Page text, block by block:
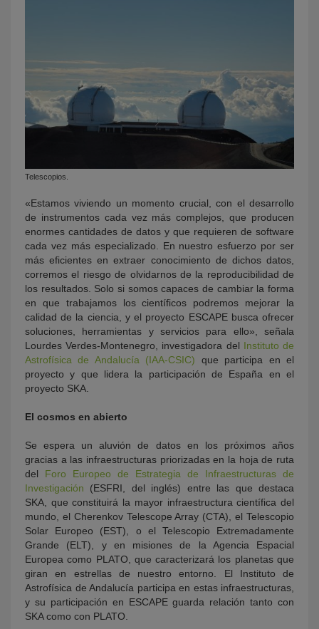
Telescopios.
«Estamos viviendo un momento crucial, con el desarrollo
de instrumentos cada vez más complejos, que producen
enormes cantidades de datos y que requieren de software
cada vez más especializado. En nuestro esfuerzo por ser
más eficientes en extraer conocimiento de dichos datos,
corremos el riesgo de olvidarnos de la reproducibilidad de
los resultados. Solo si somos capaces de cambiar la forma
en que trabajamos los científicos podremos mejorar la
calidad de la ciencia, y el proyecto ESCAPE busca ofrecer
soluciones, herramientas y servicios para ello», señala
Lourdes Verdes-Montenegro, investigadora del Instituto de
Astrofísica de Andalucía (IAA-CSIC) que participa en el
proyecto y que lidera la participación de España en el
proyecto SKA.
El cosmos en abierto
Se espera un aluvión de datos en los próximos años
gracias a las infraestructuras priorizadas en la hoja de ruta
del Foro Europeo de Estrategia de Infraestructuras de
Investigación (ESFRI, del inglés) entre las que destaca
SKA, que constituirá la mayor infraestructura científica del
mundo, el Cherenkov Telescope Array (CTA), el Telescopio
Solar Europeo (EST), o el Telescopio Extremadamente
Grande (ELT), y en misiones de la Agencia Espacial
Europea como PLATO, que caracterizará los planetas que
giran en estrellas de nuestro entorno. El Instituto de
Astrofísica de Andalucía participa en estas infraestructuras,
y su participación en ESCAPE guarda relación tanto con
SKA como con PLATO.